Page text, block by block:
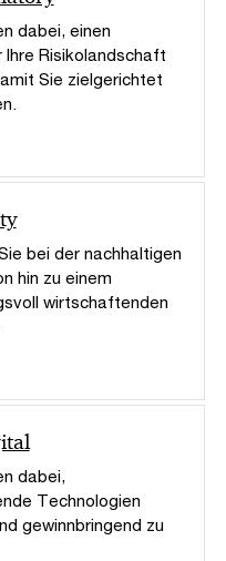
dabei, einen
Ihre Risikolandschaft
Sie zielgerichtet
bei der nachhaltigen
hin zu einem
wirtschaftenden
dabei,
Technologien
gewinnbringend zu